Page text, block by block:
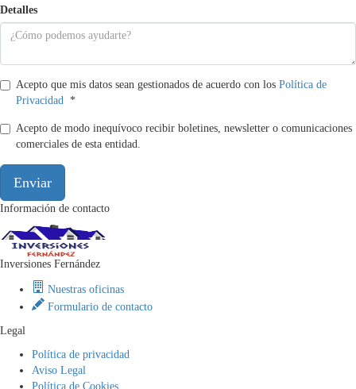
Detalles
Acepto que mis datos sean gestionados de acuerdo con los Política de
Privacidad *
Acepto de modo inequívoco recibir boletines, newsletter o comunicaciones
comerciales de esta entidad.
Enviar
Información de contacto
Inversiones Fernández
Nuestras oficinas
Formulario de contacto
Legal
Política de privacidad
Aviso Legal
Política de Cookies